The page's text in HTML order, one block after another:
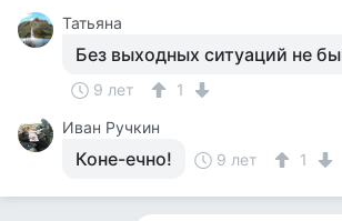
Татьяна
Без выходных ситуаций не
9 лет
1
Иван Ручкин
Коне-ечно! 9 лет 1